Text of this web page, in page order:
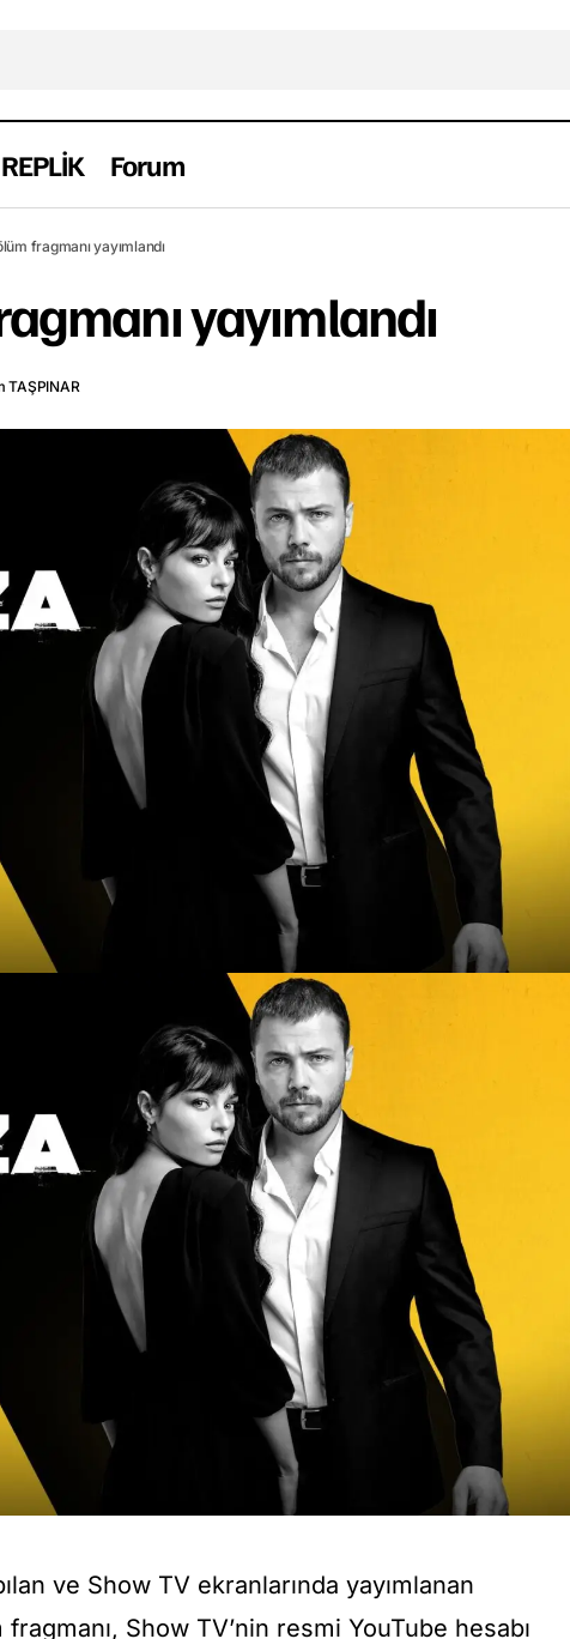
REPLİK Forum
Fragman Haber
fragmanı yayımlandı
yayımlandı
TAŞPINAR
ve Show TV ekranlarında yayımlanan
Show TV’nin resmi YouTube hesabı